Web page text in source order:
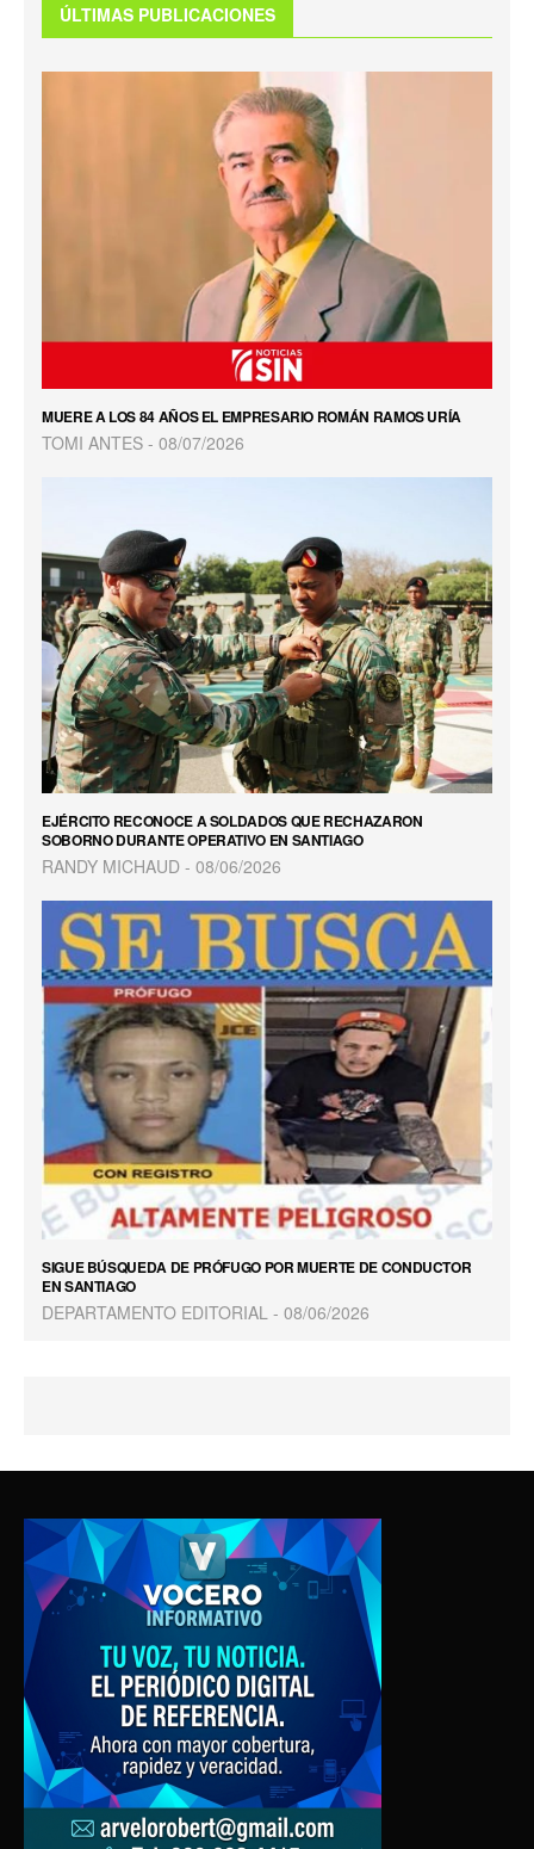
ÚLTIMAS PUBLICACIONES
MUERE A LOS 84 AÑOS EL EMPRESARIO ROMÁN RAMOS URÍA
TOMI ANTES 08/07/2026
EJÉRCITO RECONOCE A SOLDADOS QUE RECHAZARON
SOBORNO DURANTE OPERATIVO EN SANTIAGO
RANDY MICHAUD 08/06/2026
SIGUE BÚSQUEDA DE PRÓFUGO POR MUERTE DE CONDUCTOR
EN SANTIAGO
DEPARTAMENTO EDITORIAL 08/06/2026